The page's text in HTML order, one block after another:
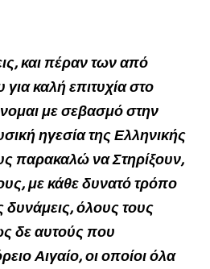
και πέραν των από
καλή επιτυχία στο
με σεβασμό στην
ηγεσία της Ελληνικής
παρακαλώ να Στηρίξουν,
με κάθε δυνατό τρόπο
δυνάμεις, όλους τους
δε αυτούς που
Αιγαίο, οι οποίοι όλα